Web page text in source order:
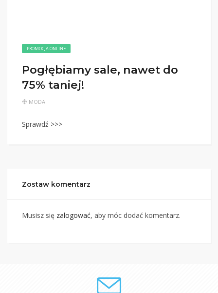
PROMOCJA ONLINE
Pogłębiamy sale, nawet do
75% taniej!
MODA
Sprawdź >>>
Zostaw komentarz
Musisz się zalogować, aby móc dodać komentarz.